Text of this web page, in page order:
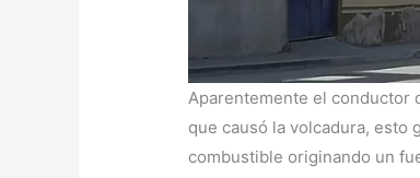
Aparentemente el conductor
que causó la volcadura,
combustible originando un